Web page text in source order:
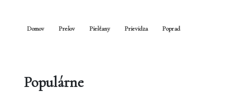
Domov Prešov Piešťany Prievidza Poprad
Populárne